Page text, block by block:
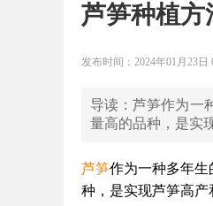
芦笋种植方
发布时间：2024年01月23日
导读：芦笋作为一
量高的品种，是实
芦笋作为一种多年
种，是实现芦笋高